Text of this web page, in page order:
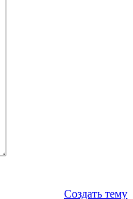
Создать тему